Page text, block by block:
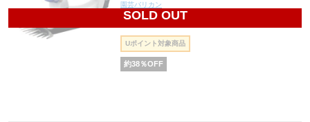
SOLD OUT
園芸バリカン
16,306
Uポイント対象商品
約38％OFF